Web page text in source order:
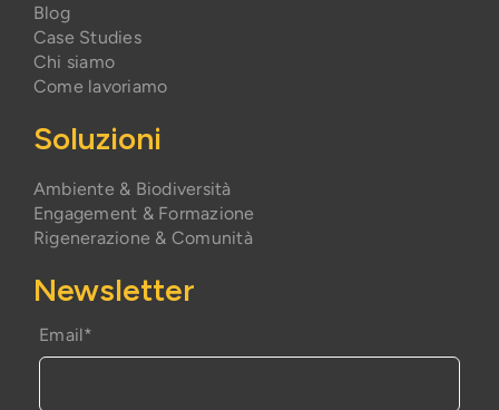
Blog
Case Studies
Chi siamo
Come lavoriamo
Soluzioni
Ambiente & Biodiversità
Engagement & Formazione
Rigenerazione & Comunità
Newsletter
Email*